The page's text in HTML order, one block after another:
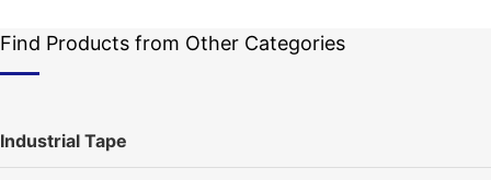
Find Products from Other Categories
Industrial Tape